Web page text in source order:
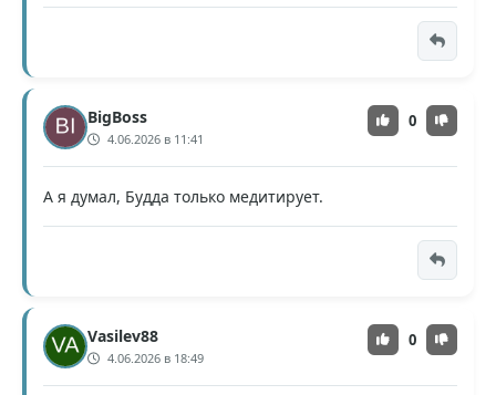
BigBoss
4.06.2026 в 11:41
0
А я думал, Будда только медитирует.
Vasilev88
4.06.2026 в 18:49
0